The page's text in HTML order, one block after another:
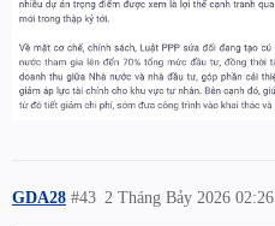
GDA28 2 Tháng Bảy 2026 02:26
#43